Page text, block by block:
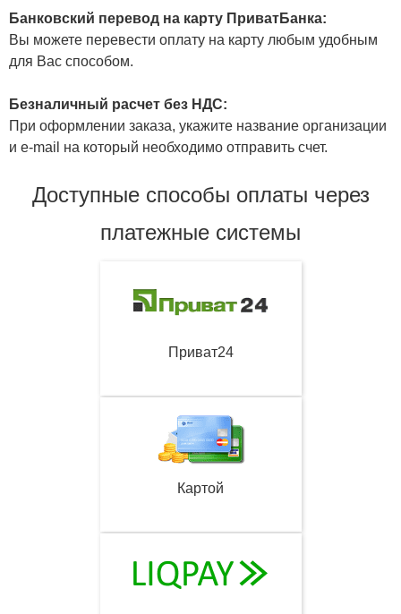
Банковский перевод на карту ПриватБанка:
Вы можете перевести оплату на карту любым удобным
для Вас способом.
Безналичный расчет без НДС:
При оформлении заказа, укажите название организации
и e-mail на который необходимо отправить счет.
Доступные способы оплаты через
платежные системы
Приват24
Картой